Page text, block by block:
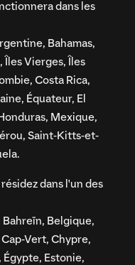
dans les
Bahamas,
Îles Vierges, Îles
Costa Rica,
Équateur, El
Mexique,
Saint-Kitts-et-
dans l'un des
Belgique,
Vert, Chypre,
Estonie,